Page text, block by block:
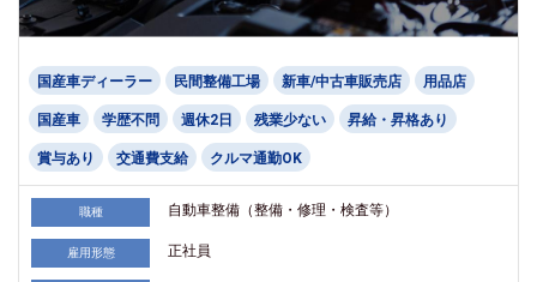
国産車ディーラー 民間整備工場 新車/中古車販売店 用品店
国産車 学歴不問 週休2日 残業少ない 昇給・昇格あり
賞与あり 交通費支給 クルマ通勤OK
職種 自動車整備（整備・修理・検査等）
雇用形態 正社員